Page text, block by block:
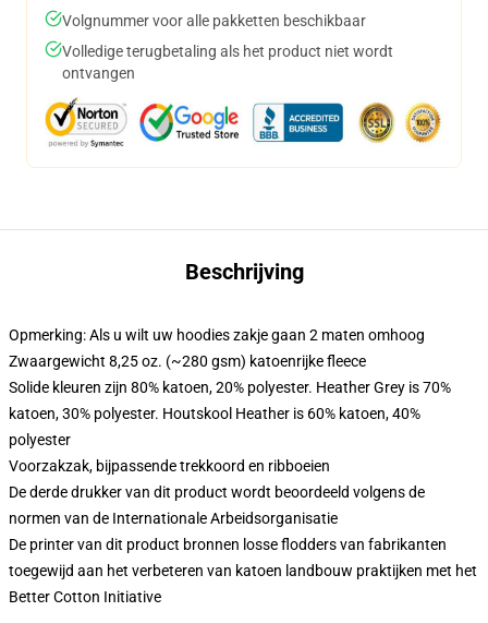
Volgnummer voor alle pakketten beschikbaar
Volledige terugbetaling als het product niet wordt
ontvangen
Beschrijving
Opmerking: Als u wilt uw hoodies zakje gaan 2 maten omhoog
Zwaargewicht 8,25 oz. (~280 gsm) katoenrijke fleece
Solide kleuren zijn 80% katoen, 20% polyester. Heather Grey is 70%
katoen, 30% polyester. Houtskool Heather is 60% katoen, 40%
polyester
Voorzakzak, bijpassende trekkoord en ribboeien
De derde drukker van dit product wordt beoordeeld volgens de
normen van de Internationale Arbeidsorganisatie
De printer van dit product bronnen losse flodders van fabrikanten
toegewijd aan het verbeteren van katoen landbouw praktijken met het
Better Cotton Initiative